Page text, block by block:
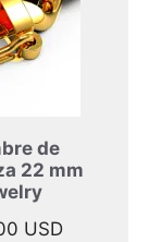
de
22 mm
USDRango